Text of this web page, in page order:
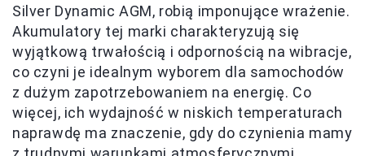
Silver Dynamic AGM, robią imponujące wrażenie.
Akumulatory tej marki charakteryzują się
wyjątkową trwałością i odpornością na wibracje,
co czyni je idealnym wyborem dla samochodów
z dużym zapotrzebowaniem na energię. Co
więcej, ich wydajność w niskich temperaturach
naprawdę ma znaczenie, gdy do czynienia mamy